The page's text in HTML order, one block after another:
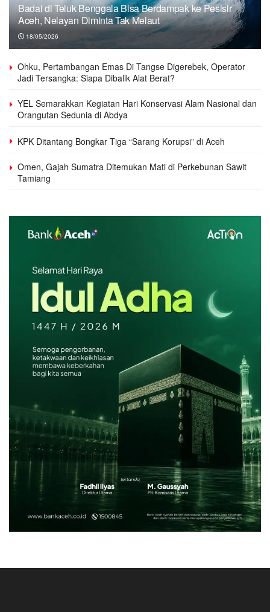
Badai di Teluk Benggala Bisa Berdampak ke Pesisir
Aceh, Nelayan Diminta Tak Melaut
18/05/2026
Ohku, Pertambangan Emas Di Tangse Digerebek, Operator
Jadi Tersangka: Siapa Dibalik Alat Berat?
YEL Semarakkan Kegiatan Hari Konservasi Alam Nasional dan
Orangutan Sedunia di Abdya
KPK Ditantang Bongkar Tiga “Sarang Korupsi” di Aceh
Omen, Gajah Sumatra Ditemukan Mati di Perkebunan Sawit
Tamiang